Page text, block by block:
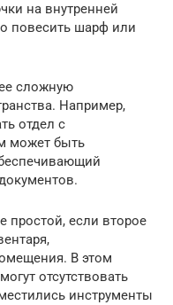
на внутренней
повесить шарф или
сложную
Например,
отдел с
может быть
простой, если второе
В этом
отсутствовать
инструменты